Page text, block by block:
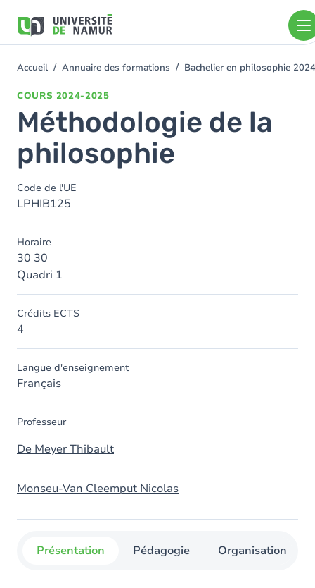
contenu
You
Accueil Annuaire des formations Bachelier en philosophie
COURS 2024-2025
Méthodologie de la
philosophie
Code de l'UE
LPHIB125
Horaire
30 30
Quadri 1
Crédits ECTS
4
Langue d'enseignement
Français
Professeur
De Meyer Thibault
Monseu-Van Cleemput Nicolas
Présentation Pédagogie Organisation